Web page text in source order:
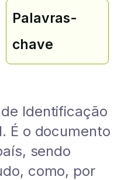
Palavras-
chave
Identificação
É o documento
sendo
como, por